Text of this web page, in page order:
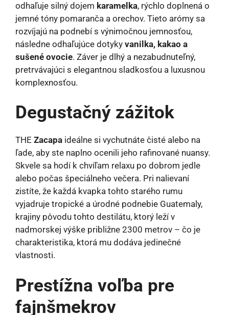
odhaľuje silný dojem karamelka, rýchlo doplnená o
jemné tóny pomaranča a orechov. Tieto arómy sa
rozvíjajú na podnebí s výnimočnou jemnosťou,
následne odhaľujúce dotyky vanilka, kakao a
sušené ovocie. Záver je dlhý a nezabudnuteľný,
pretrvávajúci s elegantnou sladkosťou a luxusnou
komplexnosťou.
Degustačný zážitok
THE Zacapa ideálne si vychutnáte čisté alebo na
ľade, aby ste naplno ocenili jeho rafinované nuansy.
Skvele sa hodí k chvíľam relaxu po dobrom jedle
alebo počas špeciálneho večera. Pri nalievaní
zistíte, že každá kvapka tohto starého rumu
vyjadruje tropické a úrodné podnebie Guatemaly,
krajiny pôvodu tohto destilátu, ktorý leží v
nadmorskej výške približne 2300 metrov – čo je
charakteristika, ktorá mu dodáva jedinečné
vlastnosti.
Prestížna voľba pre
fajnšmekrov